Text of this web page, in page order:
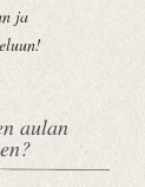
ja
aulan